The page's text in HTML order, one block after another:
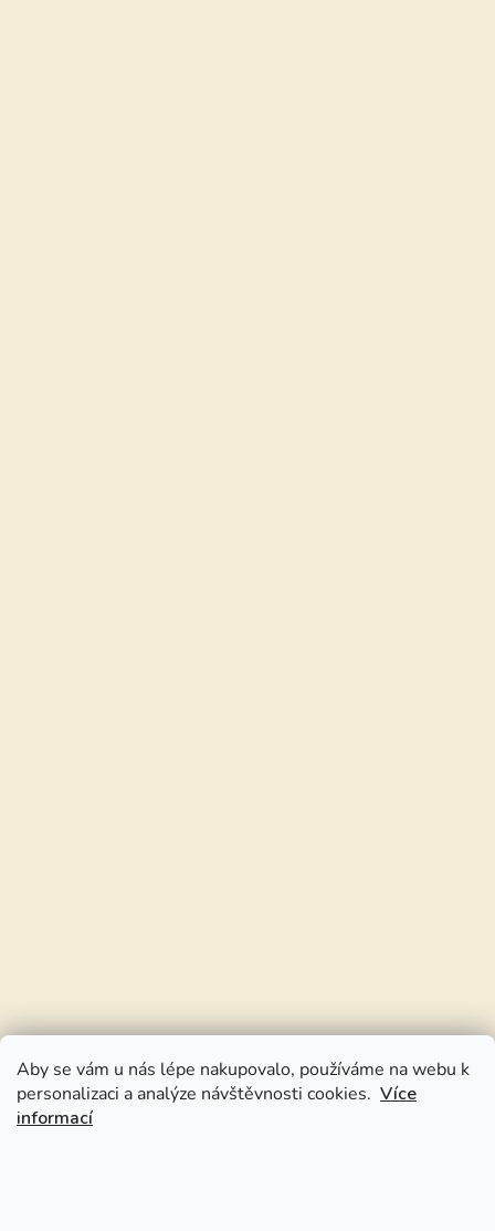
Aby se vám u nás lépe nakupovalo, používáme na webu k
personalizaci a analýze návštěvnosti cookies. Více
informací